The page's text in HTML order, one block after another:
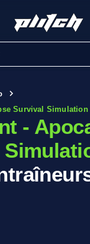
Survival Simulation
-